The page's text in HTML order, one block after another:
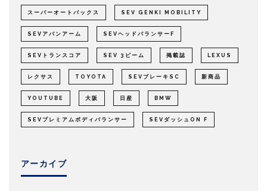
スーパーオートバックス SEV GENKI MOBILITY
SEVアバンアーム SEVヘッドバランサーF
SEVトランスコア SEV 3ビーム 掲載誌 LEXUS
レクサス TOYOTA SEVブレーキSC 新商品
YOUTUBE 大阪 日産 BMW
SEVプレミアムボディバランサー SEVダッシュON F
アーカイブ